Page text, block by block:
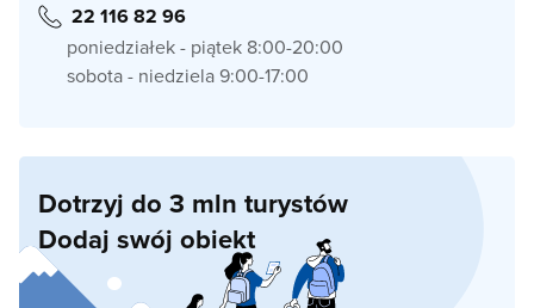
22 116 82 96
poniedziałek - piątek 8:00-20:00
sobota - niedziela 9:00-17:00
Dotrzyj do 3 mln turystów
Dodaj swój obiekt